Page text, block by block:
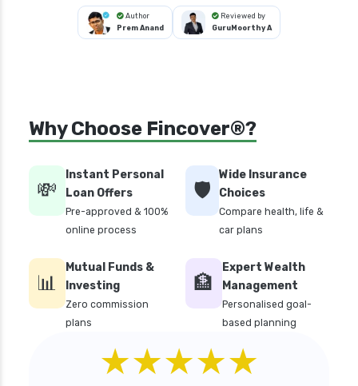
Author
Prem Anand
Reviewed by
GuruMoorthy A
Why Choose Fincover®?
💸
Instant Personal
Loan Offers
Pre-approved & 100%
online process
🛡️
Wide Insurance
Choices
Compare health, life &
car plans
📊
Mutual Funds &
Investing
Zero commission
plans
🏦
Expert Wealth
Management
Personalised goal-
based planning
★★★★★